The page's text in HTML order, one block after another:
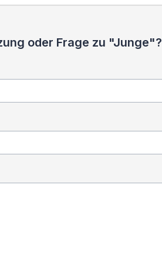
oder Frage zu "Junge"?